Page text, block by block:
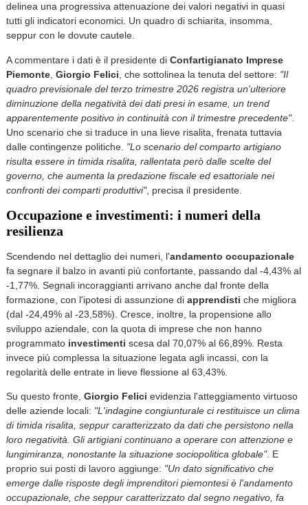
delinea una progressiva attenuazione dei valori negativi in quasi
tutti gli indicatori economici. Un quadro di schiarita, insomma,
seppur con le dovute cautele.
A commentare i dati è il presidente di Confartigianato Imprese
Piemonte, Giorgio Felici , che sottolinea la tenuta del settore: "Il
quadro previsionale del terzo trimestre 2026 registra un'ulteriore
diminuzione della negatività dei dati presi in esame, un trend
apparentemente positivo in continuità con il trimestre precedente".
Uno scenario che si traduce in una lieve risalita, frenata tuttavia
dalle contingenze politiche. "Lo scenario del comparto artigiano
risulta essere in timida risalita, rallentata però dalle scelte del
governo, che aumenta la predazione fiscale ed esattoriale nei
confronti dei comparti produttivi", precisa il presidente.
Occupazione e investimenti: i numeri della
resilienza
Scendendo nel dettaglio dei numeri, l'andamento occupazionale
fa segnare il balzo in avanti più confortante, passando dal -4,43% al
-1,77%. Segnali incoraggianti arrivano anche dal fronte della
formazione, con l'ipotesi di assunzione di apprendisti che migliora
(dal -24,49% al -23,58%). Cresce, inoltre, la propensione allo
sviluppo aziendale, con la quota di imprese che non hanno
programmato investimenti scesa dal 70,07% al 66,89%. Resta
invece più complessa la situazione legata agli incassi, con la
regolarità delle entrate in lieve flessione al 63,43%.
Su questo fronte, Giorgio Felici evidenzia l'atteggiamento virtuoso
delle aziende locali: "L'indagine congiunturale ci restituisce un clima
di timida risalita, seppur caratterizzato da dati che persistono nella
loro negatività. Gli artigiani continuano a operare con attenzione e
lungimiranza, nonostante la situazione sociopolitica globale". E
proprio sui posti di lavoro aggiunge: "Un dato significativo che
emerge dalle risposte degli imprenditori piemontesi è l'andamento
occupazionale, che seppur caratterizzato dal segno negativo, fa